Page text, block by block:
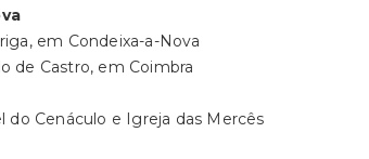
em Condeixa-a-Nova
de Castro, em Coimbra
do Cenáculo e Igreja das Mercês